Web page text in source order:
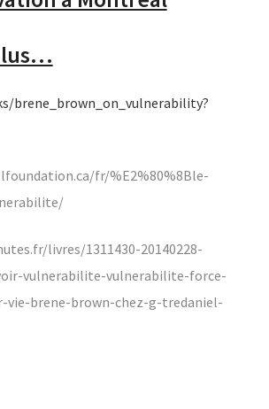
brene_brown_on_vulnerability?
fr/%E2%80%8Ble-
livres/1311430-20140228-
vulnerabilite-vulnerabilite-force-
brene-brown-chez-g-tredaniel-